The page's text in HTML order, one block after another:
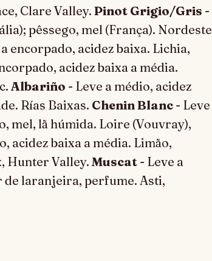
Clare Valley. Pinot Grigio/Gris -
pêssego, mel (França). Nordeste
encorpado, acidez baixa. Lichia,
acidez baixa a média.
Albariño - Leve a médio, acidez
Rías Baixas. Chenin Blanc - Leve
mel, lã húmida. Loire (Vouvray),
acidez baixa a média. Limão,
Hunter Valley. Muscat - Leve a
de laranjeira, perfume. Asti,